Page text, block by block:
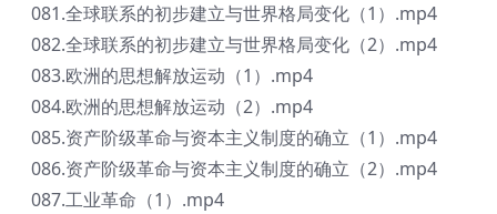
081.全球联系的初步建立与世界格局变化（1）.mp4
082.全球联系的初步建立与世界格局变化（2）.mp4
083.欧洲的思想解放运动（1）.mp4
084.欧洲的思想解放运动（2）.mp4
085.资产阶级革命与资本主义制度的确立（1）.mp4
086.资产阶级革命与资本主义制度的确立（2）.mp4
087.工业革命（1）.mp4